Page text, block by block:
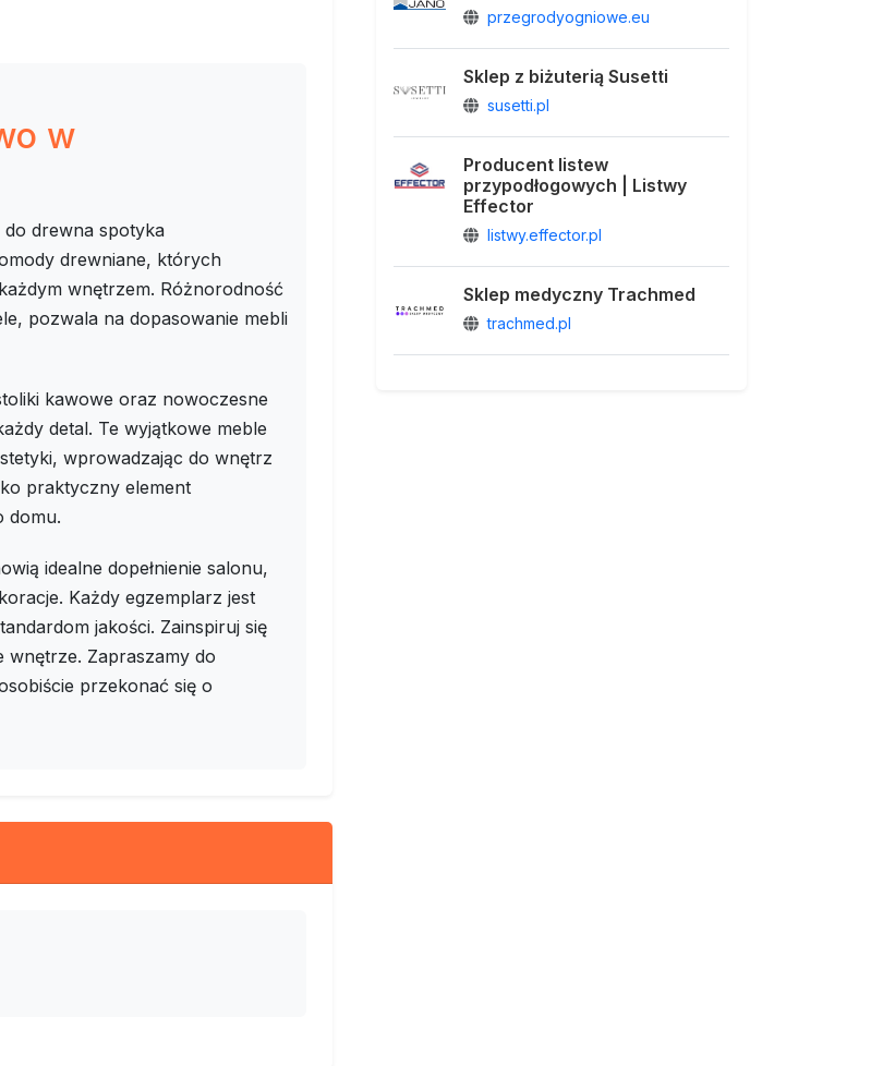
w
do drewna spotyka
drewniane, których
wnętrzem. Różnorodność
pozwala na dopasowanie mebli
kawowe oraz nowoczesne
detal. Te wyjątkowe meble
wprowadzając do wnętrz
praktyczny element
domu.
idealne dopełnienie salonu,
Każdy egzemplarz jest
jakości. Zainspiruj się
wnętrze. Zapraszamy do
przekonać się o
przegrodyogniowe.eu
Sklep z biżuterią Susetti
susetti.pl
Producent listew
przypodłogowych | Listwy
Effector
listwy.effector.pl
Sklep medyczny Trachmed
trachmed.pl